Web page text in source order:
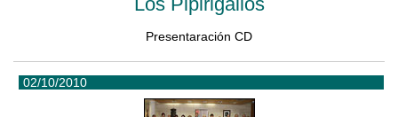
Presentaración CD
02/10/2010